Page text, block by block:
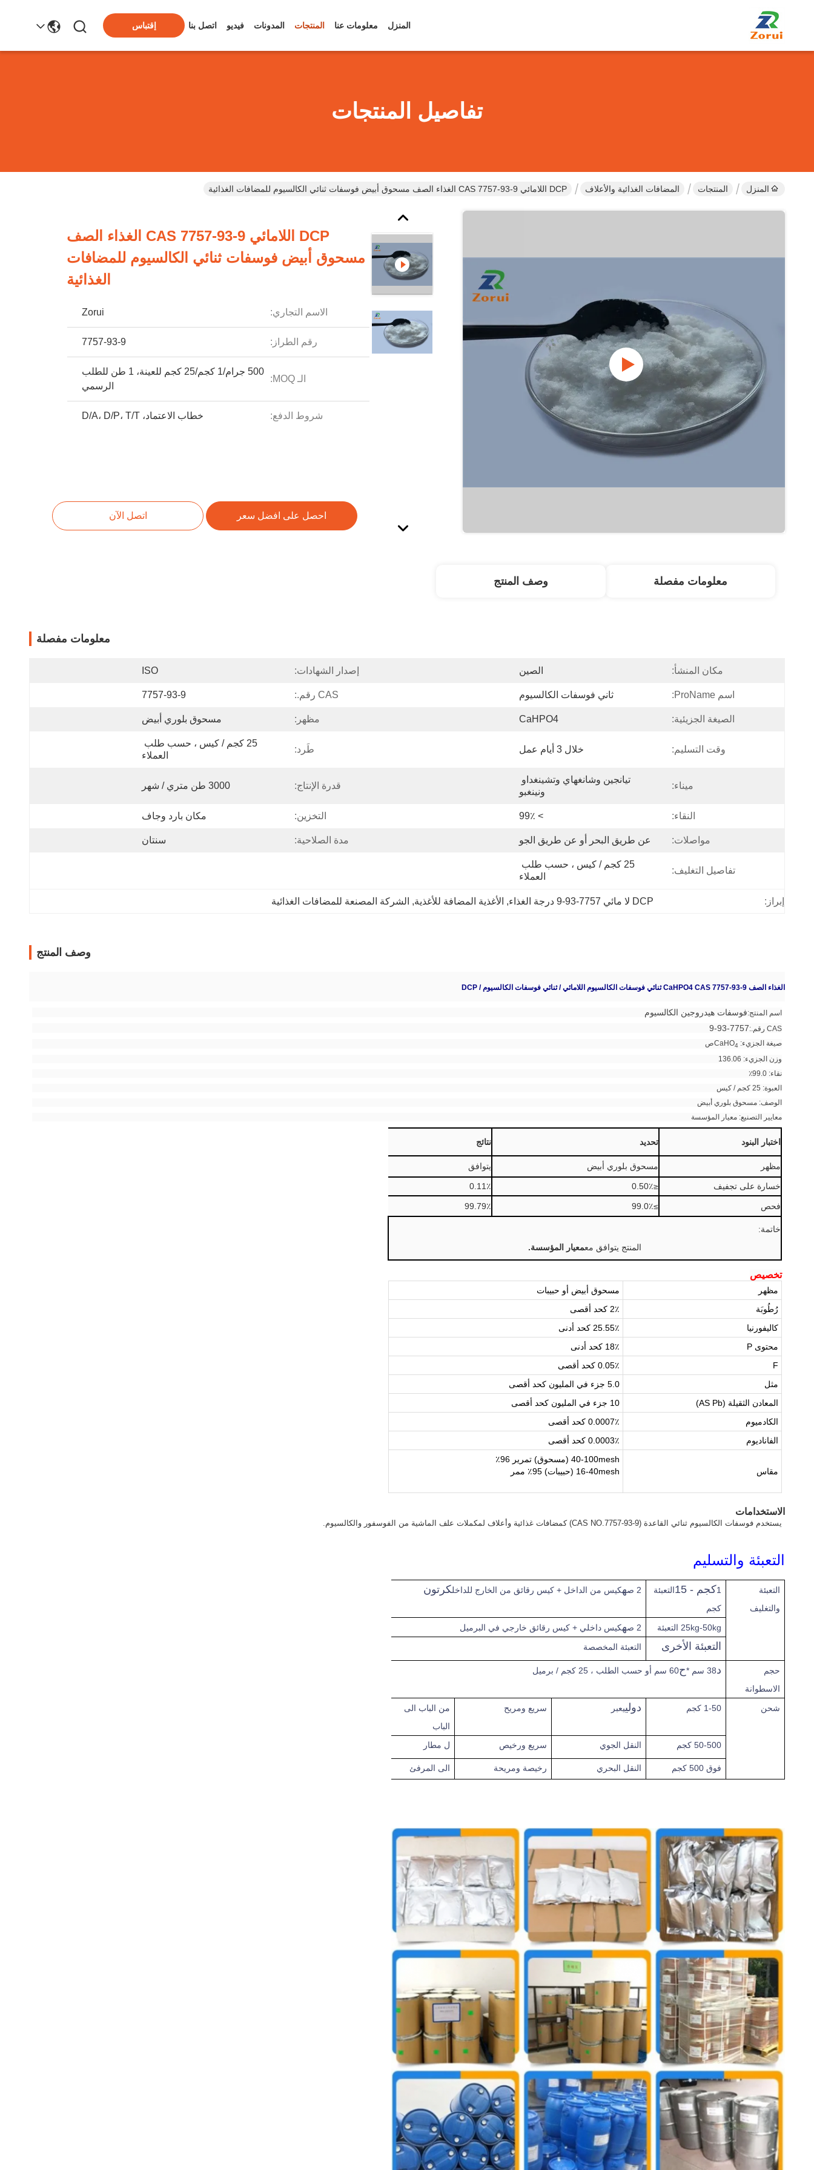
المنزل معلومات عنا المنتجات المدونات فيديو اتصل بنا إقتباس
تفاصيل المنتجات
المنزل المنتجات المضافات الغذائية والأعلاف DCP اللامائي CAS 7757-93-9 الغذاء الصف مسحوق أبيض فوسفات ثنائي الكالسيوم للمضافات الغذائية
DCP اللامائي CAS 7757-93-9 الغذاء الصف
مسحوق أبيض فوسفات ثنائي الكالسيوم للمضافات
الغذائية
الاسم التجاري: Zorui
رقم الطراز: 7757-93-9
الـ MOQ:
500 جرام/1 كجم/25 كجم للعينة، 1 طن للطلب
الرسمي
شروط الدفع: خطاب الاعتماد، D/A، D/P، T/T
احصل على افضل سعر اتصل الآن
معلومات مفصلة وصف المنتج
معلومات مفصلة
مكان المنشأ: الصين إصدار الشهادات: ISO
اسم ProName: ثاني فوسفات الكالسيوم CAS رقم.: 7757-93-9
الصيغة الجزيئية: CaHPO4 مظهر: مسحوق بلوري أبيض
وقت التسليم: خلال 3 أيام عمل طَرد:
العملاء
ميناء:
ونينغبو
قدرة الإنتاج: 3000 طن متري / شهر
النقاء: > 99٪ التخزين: مكان بارد وجاف
مواصلات: عن طريق البحر أو عن طريق الجو مدة الصلاحية: سنتان
تفاصيل التغليف:
العملاء
إبراز: DCP لا مائي 7757-93-9 درجة الغذاء , الأغذية المضافة للأغذية, الشركة المصنعة للمضافات الغذائية
وصف المنتج
الغذاء الصف CaHPO4 CAS 7757-93-9 ثنائي فوسفات الكالسيوم اللامائي / ثنائي فوسفات الكالسيوم / DCP
اسم المنتج:فوسفات هيدروجين الكالسيوم
CAS رقم.: 7757-93-9
صيغة الجزيء: CaHO 4
ص
وزن الجزيء: 136.06
نقاء: 99.0٪
العبوة: 25 كجم / كيس
الوصف: مسحوق بلوري أبيض
معايير التصنيع: معيار المؤسسة
اختبار البنود تحديد نتائج
مظهر مسحوق بلوري أبيض يتوافق
خسارة على تجفيف ≤0.50٪ 0.11٪
فحص ≥99.0٪ 99.79٪
خاتمة:
المنتج يتوافق معمعيار المؤسسة.
تخصيص
مظهر
مسحوق أبيض أو حبيبات
رُطُوبَة
2٪ كحد أقصى
كاليفورنيا
25.55٪ كحد أدنى
محتوى P
18٪ كحد أدنى
F
0.05٪ كحد أقصى
مثل
5.0 جزء في المليون كحد أقصى
المعادن الثقيلة (AS Pb)
10 جزء في المليون كحد أقصى
الكادميوم
0.0007٪ كحد أقصى
الفاناديوم
0.0003٪ كحد أقصى
مقاس
40-100mesh (مسحوق) تمرير 96٪
16-40mesh (حبيبات) 95٪ ممر
الاستخدامات
يستخدم فوسفات الكالسيوم ثنائي القاعدة (CAS NO.7757-93-9) كمضافات غذائية وأعلاف لمكملات علف الماشية من الفوسفور والكالسيوم.
التعبئة والتسليم
التعبئة
والتغليف
1كجم - 15
التعبئة
كجم
2 ص هكيس من الداخل + كيس رقائق من الخارج للداخلكرتون
25kg-50kg التعبئة 2 ص هكيس داخلي + كيس رقائق خارجي في البرميل
التعبئة الأخرى التعبئة المخصصة
حجم
الاسطوانة
د38 سم * ح60 سم أو حسب الطلب ، 25 كجم / برميل
شحن 1-50 كجم دولييعبر سريع ومريح
من الباب الى
الباب
50-500 كجم
النقل الجوي سريع ورخيص ل مطار
فوق 500 كجم النقل البحري رخيصة ومريحة الى المرفئ